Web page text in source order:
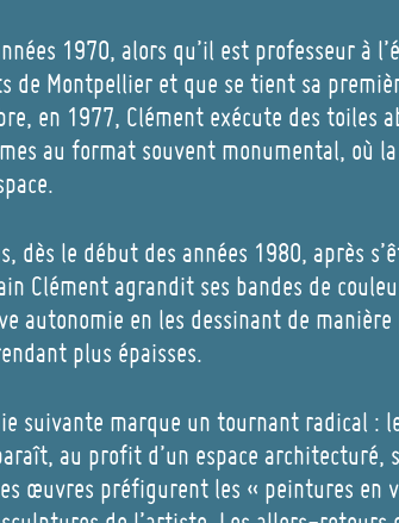
1970, alors qu’il est professeur à
de Montpellier et que se tient sa
en 1977, Clément exécute des toiles
au format souvent monumental, où
dès le début des années 1980, après
Clément agrandit ses bandes de
autonomie en les dessinant de
plus épaisses.
suivante marque un tournant radical :
au profit d’un espace architecturé,
œuvres préfigurent les « peintures en